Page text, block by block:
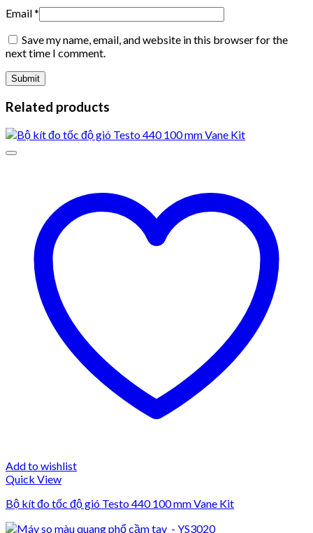
Email*
Save my name, email, and website in this browser for the
next time I comment.
Related products
Add to wishlist
Quick View
Bộ kít đo tốc độ gió Testo 440 100 mm Vane Kit